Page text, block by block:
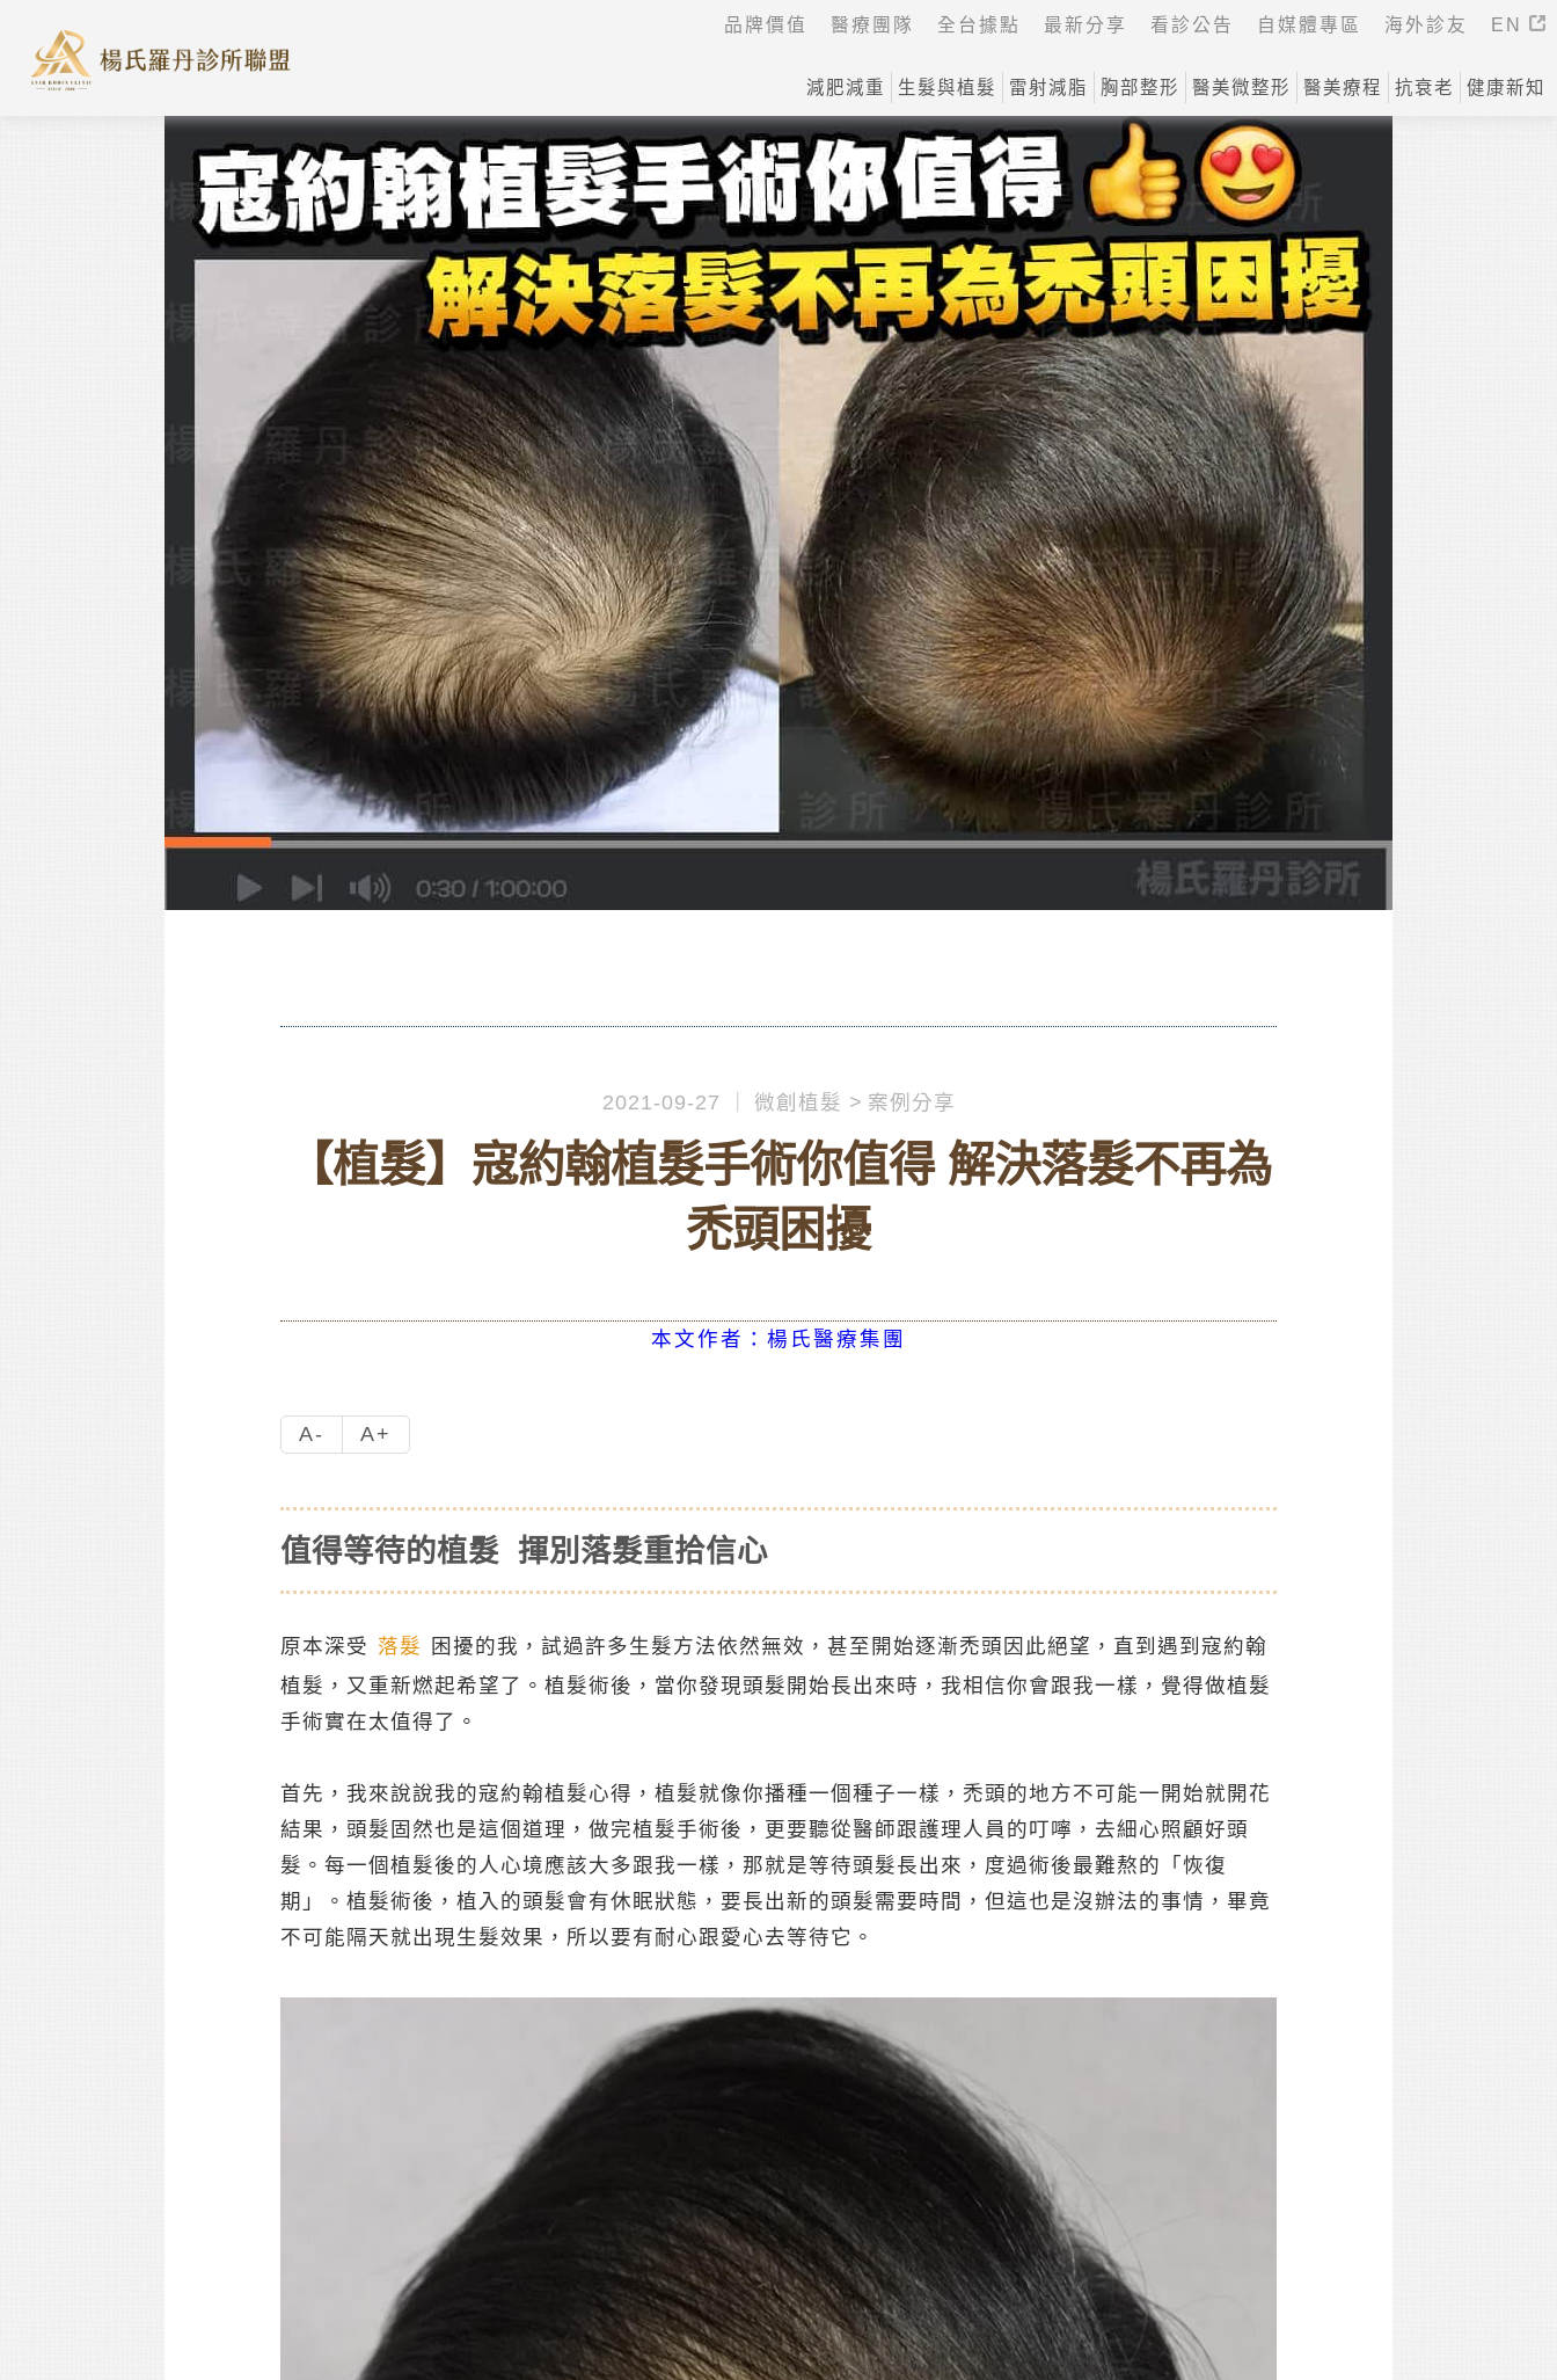
2021-09-27 微創植髮 案例分享
【植髮】寇約翰植髮手術你值得 解決落髮不再為
禿頭困擾
本文作者：楊氏醫療集團
A- A+
值得等待的植髮 揮別落髮重拾信心
原本深受 落髮
困擾的我，試過許多生髮方法依然無效，甚至開始逐漸禿頭因此絕望，直到遇到寇約翰
植髮，又重新燃起希望了。植髮術後，當你發現頭髮開始長出來時，我相信你會跟我一樣，覺得做植髮
手術實在太值得了。
首先，我來說說我的寇約翰植髮心得，植髮就像你播種一個種子一樣，禿頭的地方不可能一開始就開花
結果，頭髮固然也是這個道理，做完植髮手術後，更要聽從醫師跟護理人員的叮嚀，去細心照顧好頭
髮。每一個植髮後的人心境應該大多跟我一樣，那就是等待頭髮長出來，度過術後最難熬的「恢復
期」。植髮術後，植入的頭髮會有休眠狀態，要長出新的頭髮需要時間，但這也是沒辦法的事情，畢竟
不可能隔天就出現生髮效果，所以要有耐心跟愛心去等待它。
品牌價值 醫療團隊 全台據點 最新分享 看診公告 自媒體專區 海外診友 EN
減肥減重 生髮與植髮 雷射減脂 胸部整形 醫美微整形 醫美療程 抗衰老 健康新知